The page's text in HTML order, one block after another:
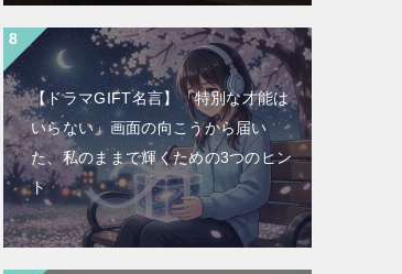
【ドラマGIFT名言】「特別な才能は
いらない」画面の向こうから届い
た、私のままで輝くための3つのヒン
ト